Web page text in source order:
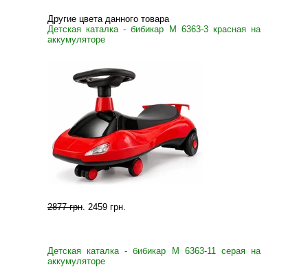
Другие цвета данного товара
Детская каталка - бибикар M 6363-3 красная на
аккумуляторе
2877 грн. 2459 грн.
Детская каталка - бибикар M 6363-11 серая на
аккумуляторе